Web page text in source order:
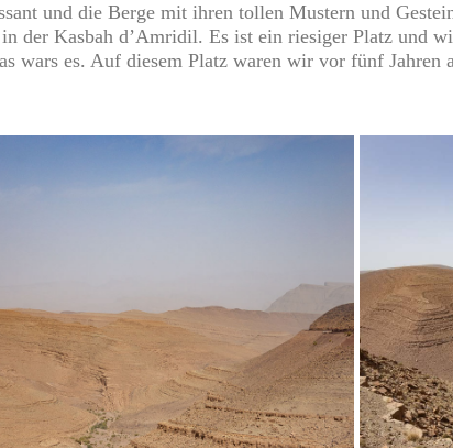
und die Berge mit ihren tollen Mustern und
der Kasbah d’Amridil. Es ist ein riesiger Platz und
wars es. Auf diesem Platz waren wir vor fünf Jahren